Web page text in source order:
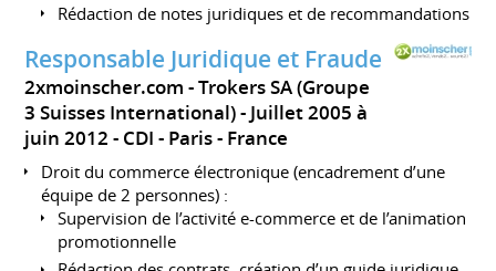
Rédaction de notes juridiques et de recommandations
Responsable Juridique et Fraude
2xmoinscher.com - Trokers SA (Groupe
3 Suisses International)
Juillet 2005 à
juin 2012 CDI Paris France
Droit du commerce électronique (encadrement d’une
équipe de 2 personnes) :
Supervision de l’activité e-commerce et de l’animation
promotionnelle